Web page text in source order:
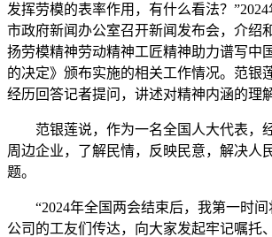
发挥劳模的表率作用，有什么看法？”2024
市政府新闻办公室召开新闻发布会，介绍
扬劳模精神劳动精神工匠精神助力谱写中
的决定》颁布实施的相关工作情况。范银
经历回答记者提问，讲述对精神内涵的理解
范银莲说，作为一名全国人大代表，
周边企业，了解民情，反映民意，解决人
题。
“2024年全国两会结束后，我第一时间
公司的工友们传达，向大家发起牢记嘱托